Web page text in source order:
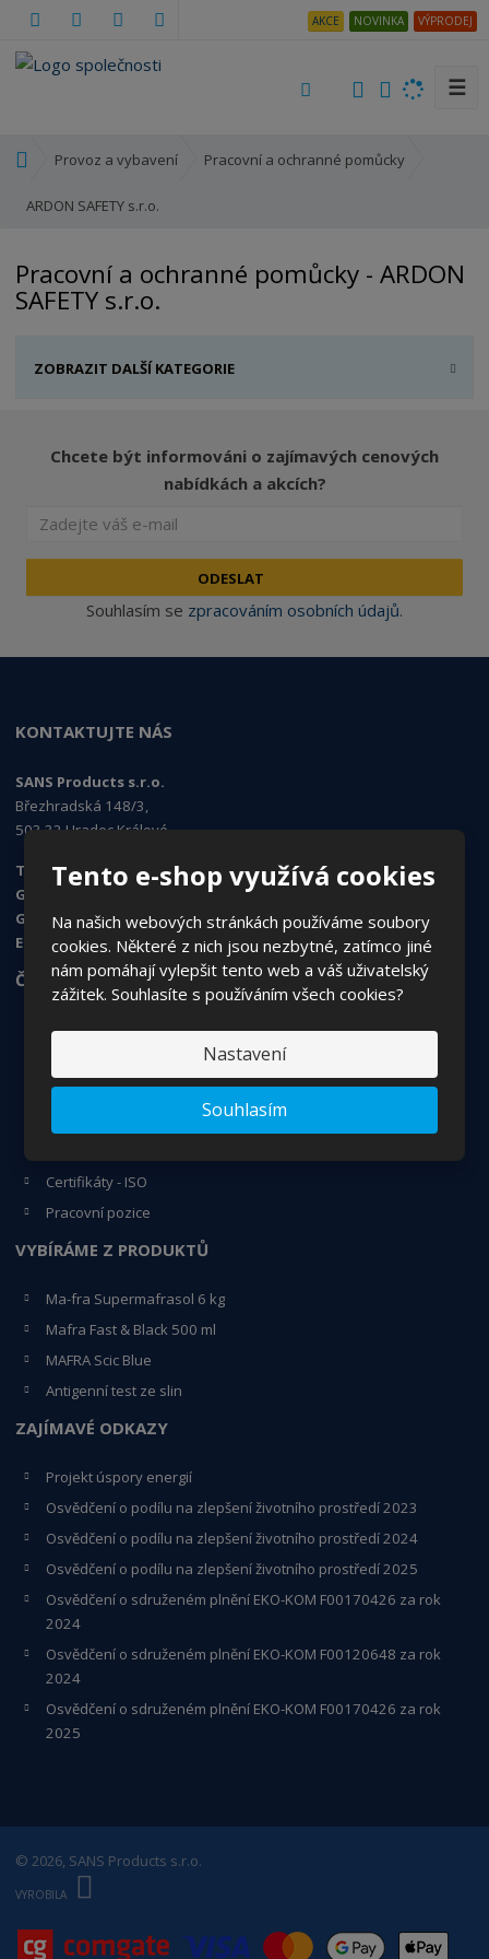
Tento e-shop využívá cookies
Na našich webových stránkách používáme soubory
cookies. Některé z nich jsou nezbytné, zatímco jiné
nám pomáhají vylepšit tento web a váš uživatelský
zážitek. Souhlasíte s používáním všech cookies?
Nastavení
Souhlasím
l
t
AKCE NOVINKA VÝPRODEJ
☰
o
í
s
a
Provoz a vybavení Pracovní a ochranné pomůcky
ARDON SAFETY s.r.o.
Pracovní a ochranné pomůcky - ARDON
SAFETY s.r.o.
ZOBRAZIT DALŠÍ KATEGORIE
Chcete být informováni o zajímavých cenových
nabídkách a akcích?
ODESLAT
Souhlasím se zpracováním osobních údajů.
KONTAKTUJTE NÁS
SANS Products s.r.o.
Březhradská 148/3,
503 32 Hradec Králové
Tel. obchod, e-shop:495 454 030
GSM obchod, e-shop
: 730 519 074
GSM objednávky: 724 995 979
E-mail:sans@sans.cz
ČASTO HLEDÁTE
Jak nakupovat
Vrácení/reklamace zboží
Certifikáty - ISO
Pracovní pozice
VYBÍRÁME Z PRODUKTŮ
Ma-fra Supermafrasol 6 kg
Mafra Fast & Black 500 ml
MAFRA Scic Blue
Antigenní test ze slin
ZAJÍMAVÉ ODKAZY
Projekt úspory energií
Osvědčení o podílu na zlepšení životního prostředí 2023
Osvědčení o podílu na zlepšení životního prostředí 2024
Osvědčení o podílu na zlepšení životního prostředí 2025
Osvědčení o sdruženém plnění EKO-KOM F00170426 za rok
2024
Osvědčení o sdruženém plnění EKO-KOM F00120648 za rok
2024
Osvědčení o sdruženém plnění EKO-KOM F00170426 za rok
2025
© 2026, SANS Products s.r.o.
VYROBILA
A